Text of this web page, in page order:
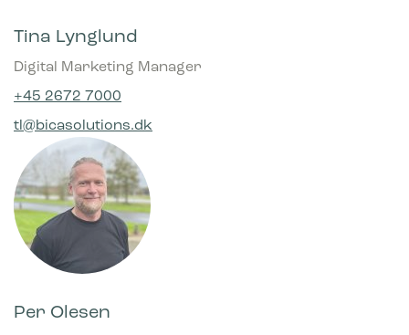
Tina Lynglund
Digital Marketing Manager
+45 2672 7000
tl@bicasolutions.dk
Per Olesen